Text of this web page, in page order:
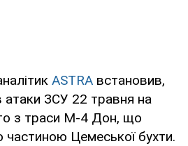
ASTRA встановив,
атаки ЗСУ 22 травня на
з траси М-4 Дон, що
частиною Цемеської бухти.